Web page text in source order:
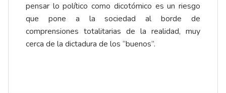
pensar lo político como dicotómico es un riesgo
que pone a la sociedad al borde de
comprensiones totalitarias de la realidad, muy
cerca de la dictadura de los “buenos”.